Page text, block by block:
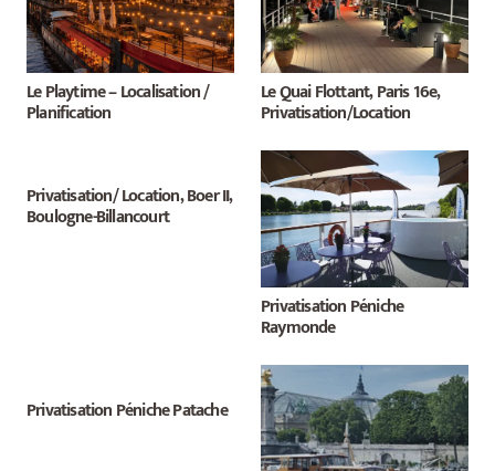
Le Playtime – Localisation /
Planification
Le Quai Flottant, Paris 16e,
Privatisation/Location
Privatisation/ Location, Boer II,
Boulogne-Billancourt
Privatisation Péniche
Raymonde
Privatisation Péniche Patache